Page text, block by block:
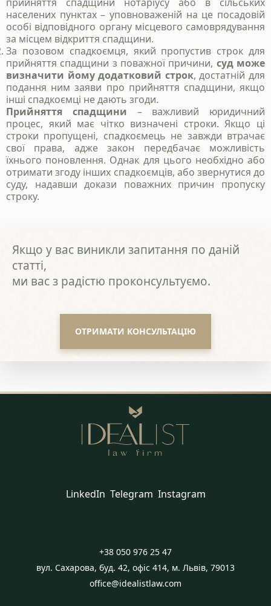
населених пунктах – уповноваженій на це посадовій
особі відповідного органу місцевого самоврядування
за місцем відкриття спадщини.
За позовом спадкоємця, який пропустив строк для
прийняття спадщини з поважної причини, суд може
визначити йому додатковий строк, достатній для
подання ним заяви про прийняття спадщини, якщо
інші спадкоємці не дають згоди.
Прийняття спадщини – важливий юридичний
процес, який має чітко визначені строки. Якщо ці
строки пропущені, спадкоємець не завжди втрачає
свої права, адже закон передбачає можливість
їхнього поновлення. Однак для цього необхідно або
отримати згоду інших спадкоємців, або звернутися до
суду, надавши докази поважних причин пропуску
строку.
Якщо у вас виникли запитання по даній
статті,
ми вас з радістю проконсультуємо.
ОТРИМАТИ КОНСУЛЬТАЦІЮ
LinkedIn Telegram Instagram
+38 050 976 25 47
вул. Сахарова, буд. 42, офіс 414, м. Львів, 79013
office@idealistlaw.com